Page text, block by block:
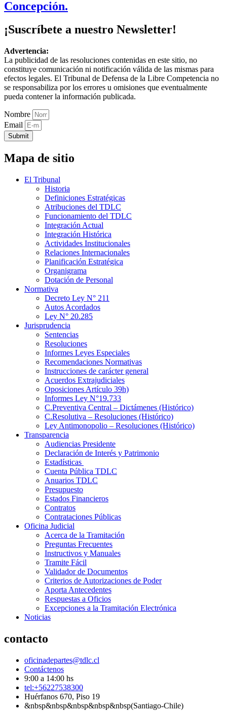
Concepción.
¡Suscríbete a nuestro Newsletter!
Advertencia:
La publicidad de las resoluciones contenidas en este sitio, no
constituye comunicación ni notificación válida de las mismas para
efectos legales. El Tribunal de Defensa de la Libre Competencia no
se responsabiliza por los errores u omisiones que eventualmente
pueda contener la información publicada.
Nombre
Email
Submit
Mapa de sitio
El Tribunal
Historia
Definiciones Estratégicas
Atribuciones del TDLC
Funcionamiento del TDLC
Integración Actual
Integración Histórica
Actividades Institucionales
Relaciones Internacionales
Planificación Estratégica
Organigrama
Dotación de Personal
Normativa
Decreto Ley N° 211
Autos Acordados
Ley N° 20.285
Jurisprudencia
Sentencias
Resoluciones
Informes Leyes Especiales
Recomendaciones Normativas
Instrucciones de carácter general
Acuerdos Extrajudiciales
Oposiciones Artículo 39h)
Informes Ley N°19.733
C.Preventiva Central – Dictámenes (Histórico)
C.Resolutiva – Resoluciones (Histórico)
Ley Antimonopolio – Resoluciones (Histórico)
Transparencia
Audiencias Presidente
Declaración de Interés y Patrimonio
Estadísticas
Cuenta Pública TDLC
Anuarios TDLC
Presupuesto
Estados Financieros
Contratos
Contrataciones Públicas
Oficina Judicial
Acerca de la Tramitación
Preguntas Frecuentes
Instructivos y Manuales
Tramite Fácil
Validador de Documentos
Criterios de Autorizaciones de Poder
Aporta Antecedentes
Respuestas a Oficios
Excepciones a la Tramitación Electrónica
Noticias
contacto
oficinadepartes@tdlc.cl
Contáctenos
9:00 a 14:00 hs
tel:+56227538300
Huérfanos 670, Piso 19
&nbsp&nbsp&nbsp&nbsp&nbsp(Santiago-Chile)